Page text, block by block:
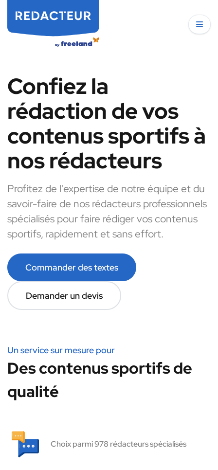
Confiez la
rédaction de vos
contenus sportifs à
nos rédacteurs
Profitez de l'expertise de notre équipe et du
savoir-faire de nos rédacteurs professionnels
spécialisés pour faire rédiger vos contenus
sportifs, rapidement et sans effort.
Commander des textes
Demander un devis
Un service sur mesure pour
Des contenus sportifs de
qualité
Choix parmi 978 rédacteurs spécialisés